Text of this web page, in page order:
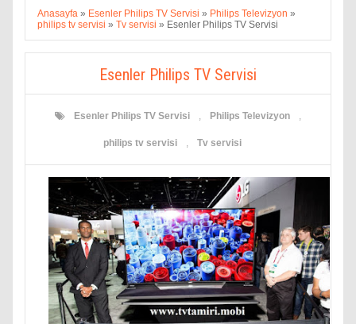
Anasayfa » Esenler Philips TV Servisi » Philips Televizyon »
philips tv servisi » Tv servisi » Esenler Philips TV Servisi
Esenler Philips TV Servisi
Esenler Philips TV Servisi Philips Televizyon
philips tv servisi Tv servisi